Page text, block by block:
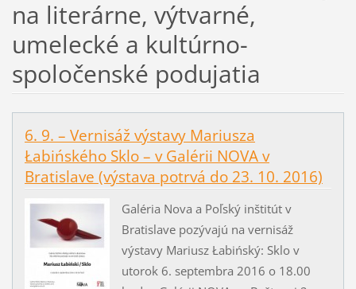
na literárne, výtvarné,
umelecké a kultúrno-
spoločenské podujatia
6. 9. – Vernisáž výstavy Mariusza
Łabińského Sklo – v Galérii NOVA v
Bratislave (výstava potrvá do 23. 10. 2016)
Galéria Nova a Poľský inštitút v
Bratislave pozývajú na vernisáž
výstavy Mariusz Łabińský: Sklo v
utorok 6. septembra 2016 o 18.00